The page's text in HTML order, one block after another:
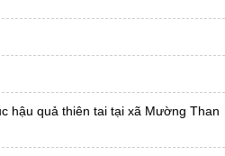
hậu quả thiên tai tại xã Mường Than